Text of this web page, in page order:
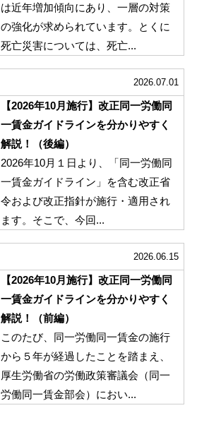
は近年増加傾向にあり、一層の対策
の強化が求められています。とくに
死亡災害については、死亡...
2026.07.01
【2026年10月施行】改正同一労働同
一賃金ガイドラインを分かりやすく
解説！（後編）
2026年10月１日より、「同一労働同
一賃金ガイドライン」を含む改正省
令および改正指針が施行・適用され
ます。そこで、今回...
2026.06.15
【2026年10月施行】改正同一労働同
一賃金ガイドラインを分かりやすく
解説！（前編）
このたび、同一労働同一賃金の施行
から５年が経過したことを踏まえ、
厚生労働省の労働政策審議会（同一
労働同一賃金部会）におい...